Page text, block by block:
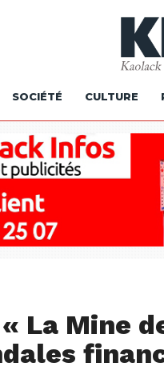
SOCIÉTÉ CULTURE
La Mine